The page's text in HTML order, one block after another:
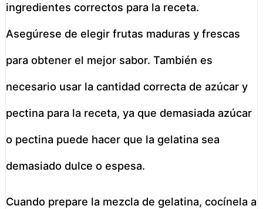
ingredientes correctos para la receta.
Asegúrese de elegir frutas maduras y frescas
para obtener el mejor sabor. También es
necesario usar la cantidad correcta de azúcar y
pectina para la receta, ya que demasiada azúcar
o pectina puede hacer que la gelatina sea
demasiado dulce o espesa.
Cuando prepare la mezcla de gelatina, cocínela a